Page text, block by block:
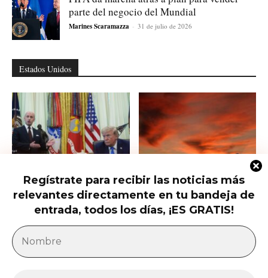
Regístrate para recibir las noticias más
relevantes directamente en tu bandeja de
entrada, todos los días, ¡ES GRATIS!
parte del negocio del Mundial
Marines Scaramazza - 31 de julio de 2026
Estados Unidos
Trump firma nuevas órdenes para
restringir la ciudadanía por
nacimiento
Trump presiona al Senado para
aprobar el horario de verano
permanente...
América Latina